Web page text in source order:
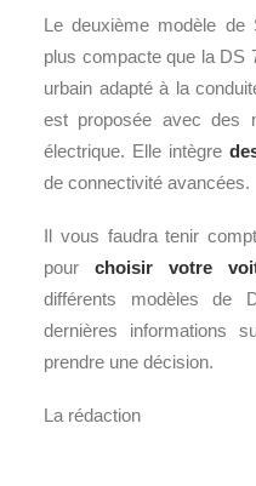
Le deuxième modèle
plus compacte que la DS
urbain adapté à la
est proposée avec des
électrique. Elle intègre
de connectivité avancées.
Il vous faudra tenir
pour choisir votre
différents modèles de
dernières informations
prendre une décision.
La rédaction